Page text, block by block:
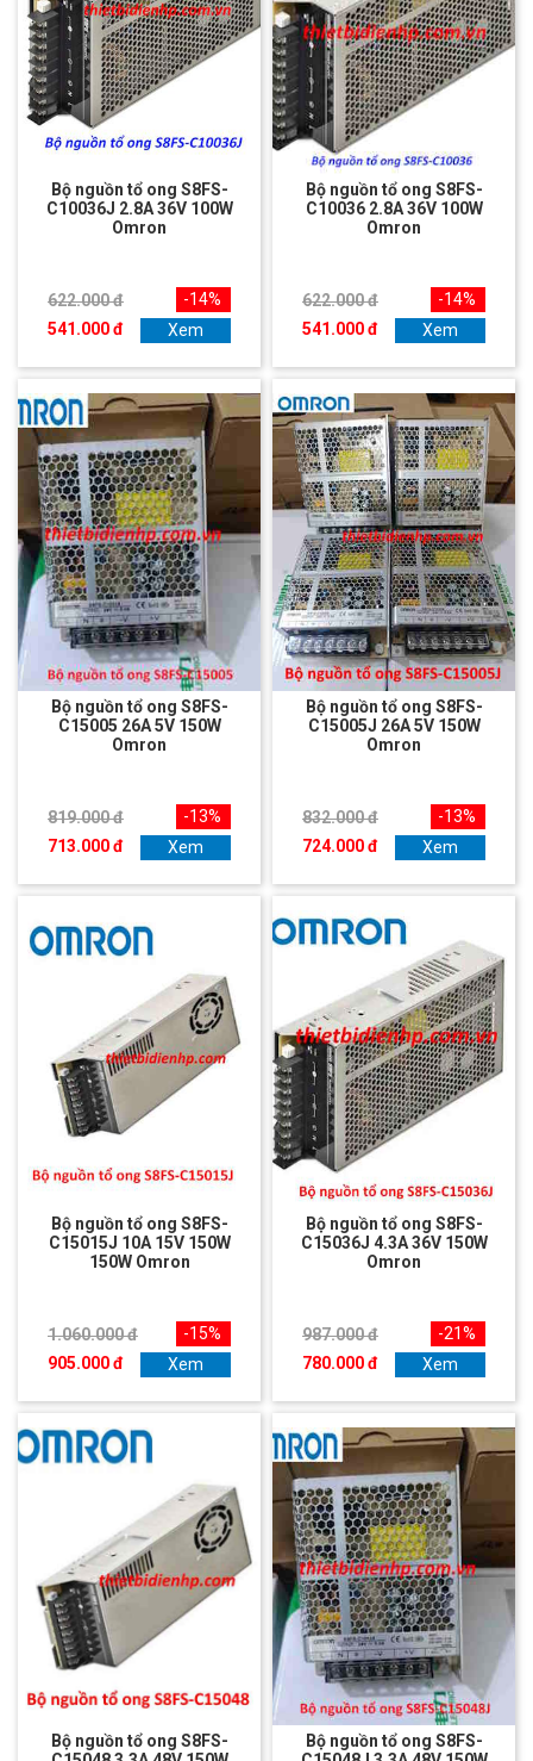
Bộ nguồn tổ ong S8FS-
C10036J 2.8A 36V 100W
Omron
622.000 đ
541.000 đ
-14%
Xem
Bộ nguồn tổ ong S8FS-
C10036 2.8A 36V 100W
Omron
622.000 đ
541.000 đ
-14%
Xem
Bộ nguồn tổ ong S8FS-
C15005 26A 5V 150W
Omron
819.000 đ
713.000 đ
-13%
Xem
Bộ nguồn tổ ong S8FS-
C15005J 26A 5V 150W
Omron
832.000 đ
724.000 đ
-13%
Xem
Bộ nguồn tổ ong S8FS-
C15015J 10A 15V 150W
150W Omron
1.060.000 đ
905.000 đ
-15%
Xem
Bộ nguồn tổ ong S8FS-
C15036J 4.3A 36V 150W
Omron
987.000 đ
780.000 đ
-21%
Xem
Bộ nguồn tổ ong S8FS-
Bộ nguồn tổ ong S8FS-